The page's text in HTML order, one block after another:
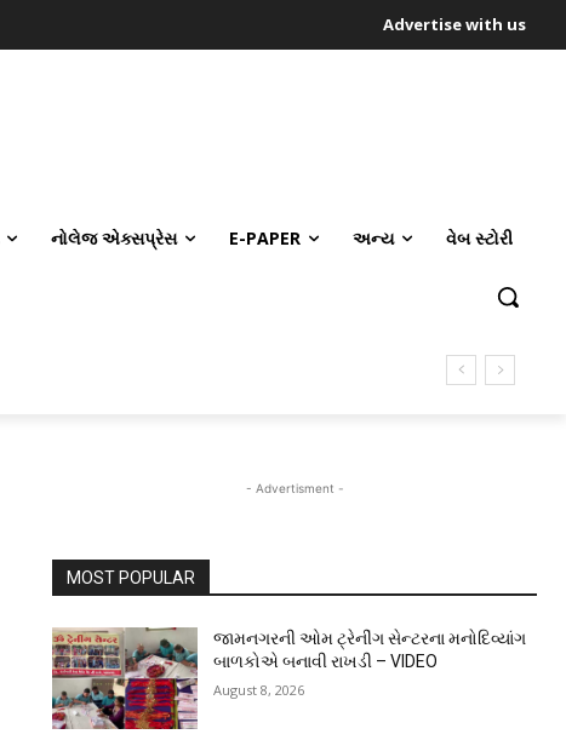
Advertise with us
નોલેજ એક્સપ્રેસ E-PAPER અન્ય વેબ સ્ટોરી
- Advertisment -
MOST POPULAR
જામનગરની ઓમ ટ્રેનીંગ સેન્ટરના મનોદિવ્યાંગ
બાળકોએ બનાવી રાખડી – VIDEO
August 8, 2026